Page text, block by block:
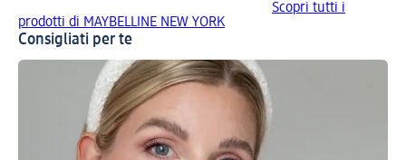
Scopri tutti i
prodotti di MAYBELLINE NEW YORK
Consigliati per te